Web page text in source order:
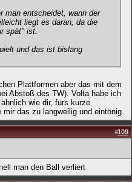
man entscheidet, wann der
liegt es daran, da die
spät" ist.
und das ist bislang
Plattformen aber das mit dem
Abstoß des TW). Volta habe ich
wie dir, fürs kurze
das zu langweilig und eintönig.
#109
man den Ball verliert